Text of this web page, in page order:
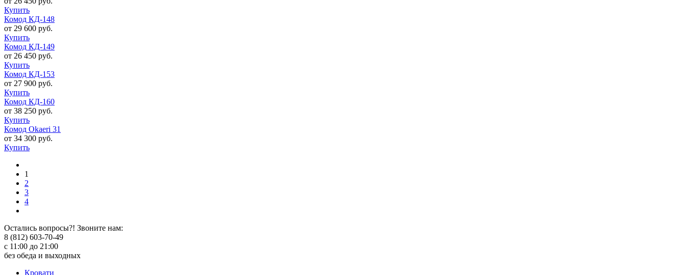
Купить
Комод КД-148
от 29 600 руб.
Купить
Комод КД-149
от 26 450 руб.
Купить
Комод КД-153
от 27 900 руб.
Купить
Комод КД-160
от 38 250 руб.
Купить
Комод Okaeri 31
от 34 300 руб.
Купить
1
2
3
4
Остались вопросы?! Звоните нам:
8 (812) 603-70-49
с 11:00 до 21:00
без обеда и выходных
Кровати